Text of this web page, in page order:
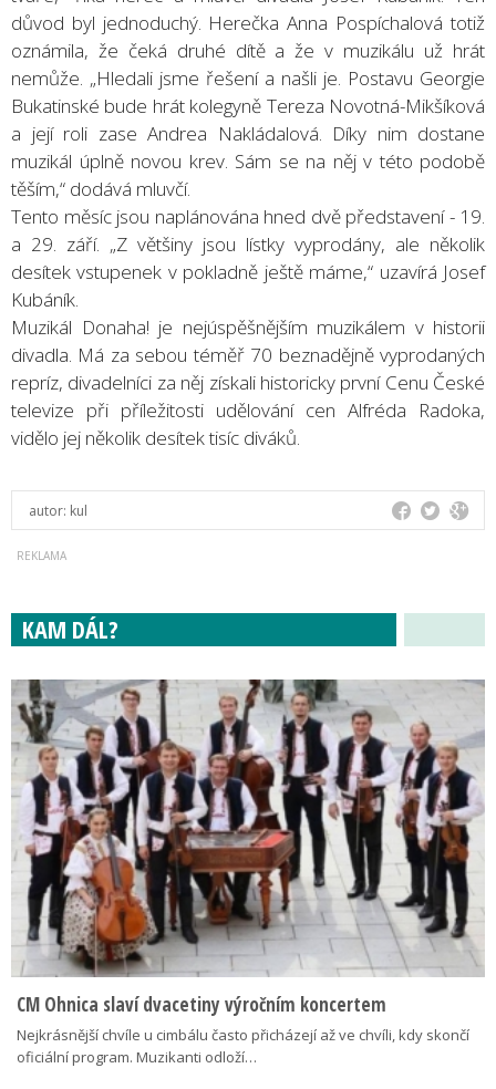
důvod byl jednoduchý. Herečka Anna Pospíchalová totiž
oznámila, že čeká druhé dítě a že v muzikálu už hrát
nemůže. „Hledali jsme řešení a našli je. Postavu Georgie
Bukatinské bude hrát kolegyně Tereza Novotná-Mikšíková
a její roli zase Andrea Nakládalová. Díky nim dostane
muzikál úplně novou krev. Sám se na něj v této podobě
těším,“ dodává mluvčí.
Tento měsíc jsou naplánována hned dvě představení - 19.
a 29. září. „Z většiny jsou lístky vyprodány, ale několik
desítek vstupenek v pokladně ještě máme,“ uzavírá Josef
Kubáník.
Muzikál Donaha! je nejúspěšnějším muzikálem v historii
divadla. Má za sebou téměř 70 beznadějně vyprodaných
repríz, divadelníci za něj získali historicky první Cenu České
televize při příležitosti udělování cen Alfréda Radoka,
vidělo jej několik desítek tisíc diváků.
autor: kul
KAM DÁL?
CM Ohnica slaví dvacetiny výročním koncertem
Nejkrásnější chvíle u cimbálu často přicházejí až ve chvíli, kdy skončí
oficiální program. Muzikanti odloží…